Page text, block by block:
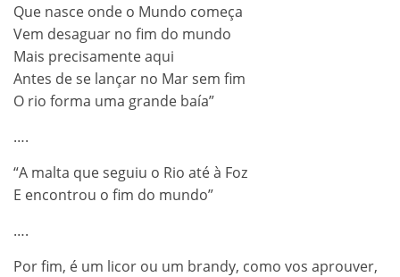
Que nasce onde o Mundo começa
Vem desaguar no fim do mundo
Mais precisamente aqui
Antes de se lançar no Mar sem fim
O rio forma uma grande baía”
….
“A malta que seguiu o Rio até à Foz
E encontrou o fim do mundo”
….
Por fim, é um licor ou um brandy, como vos aprouver,